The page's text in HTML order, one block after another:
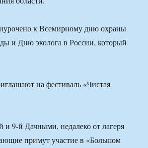
к Всемирному дню охраны
и Дню эколога в России, который
и 9-й Дачными, недалеко от лагеря
примут участие в «Большом